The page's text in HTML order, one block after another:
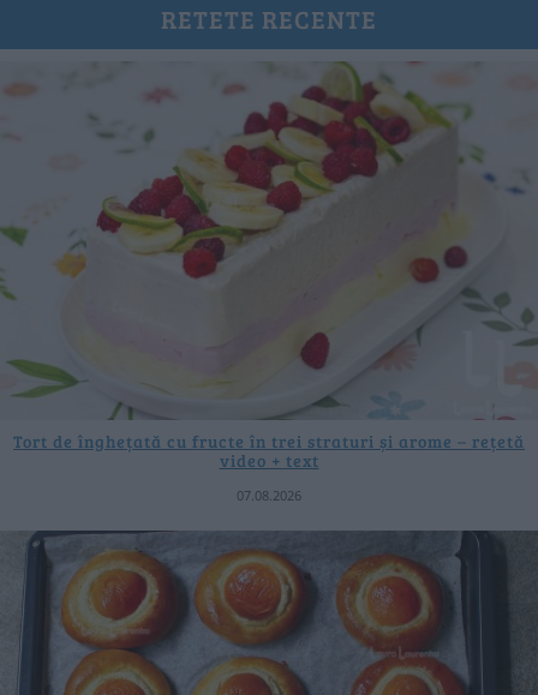
RETETE RECENTE
Tort de înghețată cu fructe în trei straturi și arome – rețetă
video + text
07.08.2026